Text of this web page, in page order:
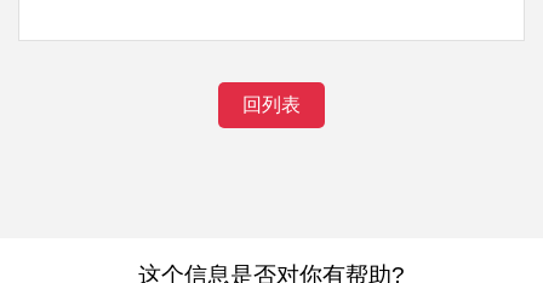
回列表
这个信息是否对你有帮助?